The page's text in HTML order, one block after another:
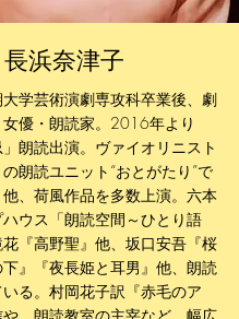
​長浜奈津子
学芸術演劇専攻科卒業後、 劇
女優・朗読家。2016年より
」朗読出演。ヴァイオリニスト
朗読ユニット“おとがたり”で
他、荷風作品を多数上演。六本
ウス「朗読空間～ひとり語
花『高野聖』他、坂口安吾『桜
』『夜長姫と耳男』他、朗読
る。村岡花子訳『赤毛のア